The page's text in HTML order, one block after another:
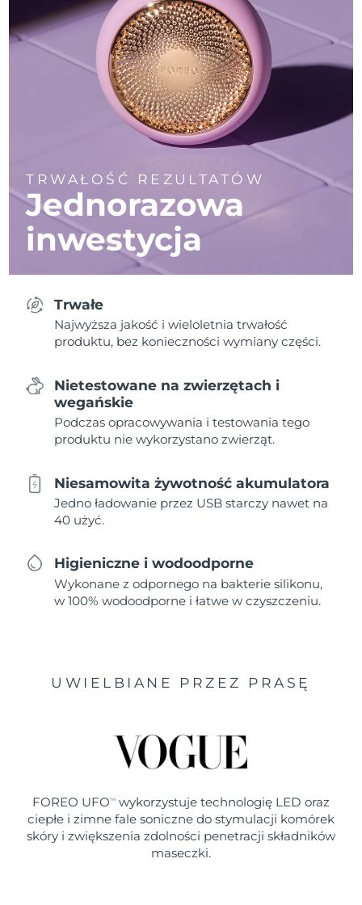
TRWAŁOŚĆ REZULTATÓW
Jednorazowa
inwestycja
Trwałe
Najwyższa jakość i wieloletnia trwałość
produktu, bez konieczności wymiany części.
Nietestowane na zwierzętach i
wegańskie
Podczas opracowywania i testowania tego
produktu nie wykorzystano zwierząt.
Niesamowita żywotność akumulatora
Jedno ładowanie przez USB starczy nawet na
40 użyć.
Higieniczne i wodoodporne
Wykonane z odpornego na bakterie silikonu,
w 100% wodoodporne i łatwe w czyszczeniu.
UWIELBIANE PRZEZ PRASĘ
FOREO UFO TM
wykorzystuje technologię LED oraz
ciepłe i zimne fale soniczne do stymulacji komórek
skóry i zwiększenia zdolności penetracji składników
maseczki.